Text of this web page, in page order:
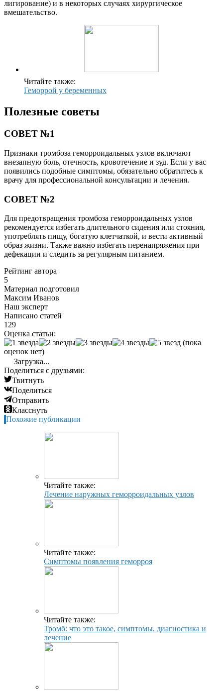
лигирование) и в некоторых случаях хирургическое
вмешательство.
Читайте также:
Геморрой у беременных
Полезные советы
СОВЕТ №1
Признаки тромбоза геморроидальных узлов включают
внезапную боль, отечность, кровотечение и зуд. Если у вас
появились подобные симптомы, обязательно обратитесь к
врачу для профессиональной консультации и лечения.
СОВЕТ №2
Для предотвращения тромбоза геморроидальных узлов
рекомендуется избегать длительного сидения или стояния,
употреблять пищу, богатую клетчаткой, и вести активный
образ жизни. Также важно избегать перенапряжения при
дефекации и следить за регулярным питанием.
Рейтинг автора
5
Материал подготовил
Максим Иванов
Наш эксперт
Написано статей
129
Оценка статьи:
(пока
оценок нет)
Загрузка...
Поделиться с друзьями:
Твитнуть
Поделиться
Отправить
Класснуть
Похожие публикации
Читайте также:
Лечение наружных геморроидальных узлов
Читайте также:
Симптомы появления геморроя
Читайте также:
Тромб: что это такое, симптомы, диагностика и
лечение